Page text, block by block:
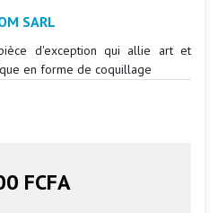
SARL
d'exception qui allie art et
en forme de coquillage
FCFA